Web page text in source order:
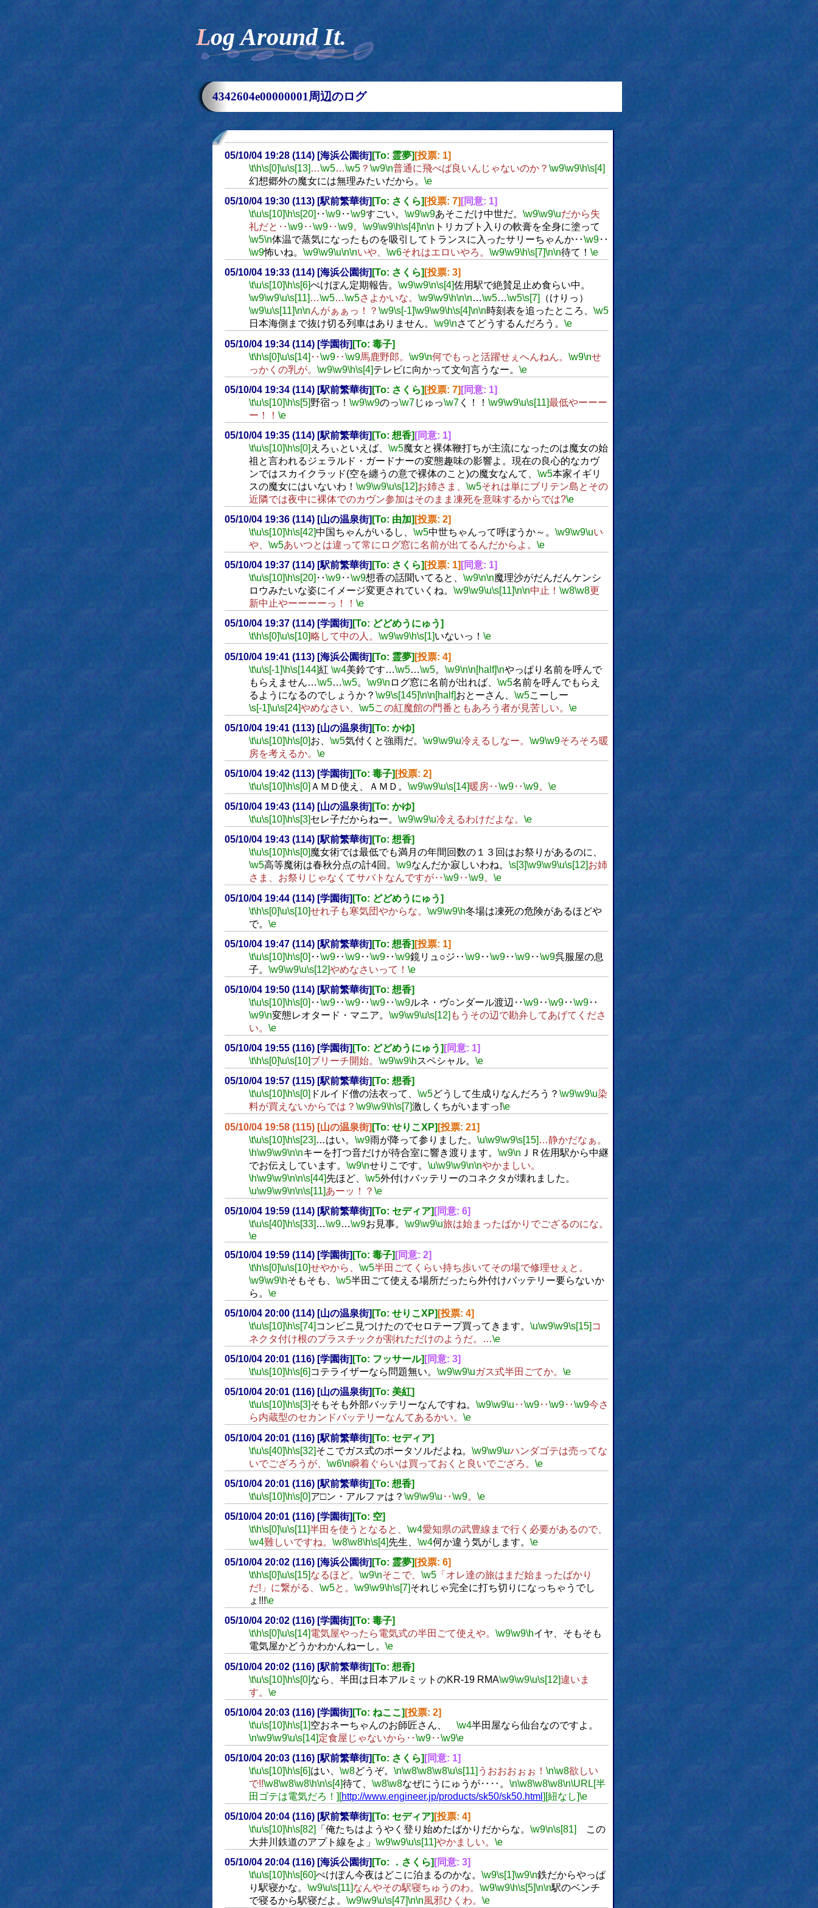
Log Around It.
4342604e00000001周辺のログ
05/10/04 19:28 (114) [海浜公園街] [To: 霊夢] [投票: 1]
\t\h\s[0]\u\s[13] …\w5…\w5？ \w9\n普通に飛べば良いんじゃないのか？ \w9\w9\h\s[4]
幻想郷外の魔女には無理みたいだから。 \e
05/10/04 19:30 (113) [駅前繁華街] [To: さくら] [投票: 7] [同意: 1]
\t\u\s[10]\h\s[20] ‥\w9‥\w9すごい。 \w9\w9あそこだけ中世だ。 \w9\w9\uだから失
礼だと‥\w9‥\w9‥\w9。 \w9\w9\h\s[4]\n\n トリカブト入りの軟膏を全身に塗って
\w5\n体温で蒸気になったものを吸引してトランスに入ったサリーちゃんか‥\w9‥
\w9怖いね。 \w9\w9\u\n\nいや、 \w6それはエロいやろ。 \w9\w9\h\s[7]\n\n待て！ \e
05/10/04 19:33 (114) [海浜公園街] [To: さくら] [投票: 3]
\t\u\s[10]\h\s[6]ぺけぽん定期報告。 \w9\w9\n\s[4]佐用駅で絶賛足止め食らい中。
\w9\w9\u\s[11] …\w5…\w5さよかいな。 \w9\w9\h\n\n…\w5…\w5\s[7] （けりっ）
\w9\u\s[11]\n\nんがぁぁっ！？ \w9\s[-1]\w9\w9\h\s[4]\n\n時刻表を追ったところ、 \w5
日本海側まで抜け切る列車はありません。 \w9\nさてどうするんだろう。 \e
05/10/04 19:34 (114) [学園街] [To: 毒子]
\t\h\s[0]\u\s[14] ‥\w9‥\w9馬鹿野郎。 \w9\n何でもっと活躍せぇへんねん。 \w9\nせ
っかくの乳が。 \w9\w9\h\s[4]テレビに向かって文句言うなー。 \e
05/10/04 19:34 (114) [駅前繁華街] [To: さくら] [投票: 7] [同意: 1]
\t\u\s[10]\h\s[5]野宿っ！ \w9\w9のっ\w7じゅっ\w7く！！ \w9\w9\u\s[11]最低やーーー
ー！！ \e
05/10/04 19:35 (114) [駅前繁華街] [To: 想香] [同意: 1]
\t\u\s[10]\h\s[0] えろぃといえば、 \w5魔女と裸体鞭打ちが主流になったのは魔女の始
祖と言われるジェラルド・ガードナーの変態趣味の影響よ。現在の良心的なカヴ
ンではスカイクラッド(空を纏うの意で裸体のこと)の魔女なんて、 \w5本家イギリ
スの魔女にはいないわ！ \w9\w9\u\s[12]お姉さま、 \w5それは単にブリテン島とその
近隣では夜中に裸体でのカヴン参加はそのまま凍死を意味するからでは?\e
05/10/04 19:36 (114) [山の温泉街] [To: 由加] [投票: 2]
\t\u\s[10]\h\s[42]中国ちゃんがいるし、 \w5中世ちゃんって呼ぼうか～。 \w9\w9\uい
や、 \w5あいつとは違って常にログ窓に名前が出てるんだからよ。 \e
05/10/04 19:37 (114) [駅前繁華街] [To: さくら] [投票: 1] [同意: 1]
\t\u\s[10]\h\s[20] ‥\w9‥\w9想香の話聞いてると、 \w9\n\n魔理沙がだんだんケンシ
ロウみたいな姿にイメージ変更されていくね。 \w9\w9\u\s[11]\n\n中止！ \w8\w8更
新中止やーーーーっ！！ \e
05/10/04 19:37 (114) [学園街] [To: どどめうにゅう]
\t\h\s[0] \u\s[10] 略して中の人。 \w9\w9\h\s[1] いないっ！ \e
05/10/04 19:41 (113) [海浜公園街] [To: 霊夢] [投票: 4]
\t\u\s[-1]\h\s[144]紅 \w4美鈴です…\w5…\w5。 \w9\n\n[half]\nやっぱり名前を呼んで
もらえません…\w5…\w5。 \w9\n ログ窓に名前が出れば、 \w5名前を呼んでもらえ
るようになるのでしょうか？ \w9\s[145]\n\n[half]おとーさん、 \w5こーしー
\s[-1]\u\s[24]やめなさい、 \w5この紅魔館の門番ともあろう者が見苦しい。 \e
05/10/04 19:41 (113) [山の温泉街] [To: かゆ]
\t\u\s[10]\h\s[0]お、 \w5気付くと強雨だ。 \w9\w9\u冷えるしなー。 \w9\w9そろそろ暖
房を考えるか。 \e
05/10/04 19:42 (113) [学園街] [To: 毒子] [投票: 2]
\t\u\s[10]\h\s[0] ＡＭＤ使え、ＡＭＤ。 \w9\w9\u\s[14]暖房‥\w9‥\w9。 \e
05/10/04 19:43 (114) [山の温泉街] [To: かゆ]
\t\u\s[10]\h\s[3]セレ子だからねー。 \w9\w9\u冷えるわけだよな。 \e
05/10/04 19:43 (114) [駅前繁華街] [To: 想香]
\t\u\s[10]\h\s[0]魔女術では最低でも満月の年間回数の１３回はお祭りがあるのに、
\w5高等魔術は春秋分点の計4回。 \w9なんだか寂しいわね。 \s[3]\w9\w9\u\s[12]お姉
さま、お祭りじゃなくてサバトなんですが‥\w9‥\w9。 \e
05/10/04 19:44 (114) [学園街] [To: どどめうにゅう]
\t\h\s[0]\u\s[10]せれ子も寒気団やからな。 \w9\w9\h冬場は凍死の危険があるほどや
で。 \e
05/10/04 19:47 (114) [駅前繁華街] [To: 想香] [投票: 1]
\t\u\s[10]\h\s[0] ‥\w9‥\w9‥\w9‥\w9鏡リュ○ジ‥\w9‥\w9‥\w9‥\w9呉服屋の息
子。 \w9\w9\u\s[12]やめなさいって！ \e
05/10/04 19:50 (114) [駅前繁華街] [To: 想香]
\t\u\s[10]\h\s[0] ‥\w9‥\w9‥\w9‥\w9ルネ・ヴ○ンダール渡辺‥\w9‥\w9‥\w9‥
\w9\n変態レオタード・マニア。 \w9\w9\u\s[12] もうその辺で勘弁してあげてくださ
い。 \e
05/10/04 19:55 (116) [学園街] [To: どどめうにゅう] [同意: 1]
\t\h\s[0]\u\s[10]ブリーチ開始。 \w9\w9\hスペシャル。 \e
05/10/04 19:57 (115) [駅前繁華街] [To: 想香]
\t\u\s[10]\h\s[0] ドルイド僧の法衣って、 \w5どうして生成りなんだろう？ \w9\w9\u染
料が買えないからでは？ \w9\w9\h\s[7]激しくちがいますっ!\e
05/10/04 19:58 (115) [山の温泉街] [To: せりこXP] [投票: 21]
\t\u\s[10]\h\s[23] …はい。 \w9雨が降って参りました。 \u\w9\w9\s[15] …静かだなぁ。
\h\w9\w9\n\nキーを打つ音だけが待合室に響き渡ります。 \w9\n ＪＲ佐用駅から中継
でお伝えしています。 \w9\nせりこです。 \u\w9\w9\n\nやかましい。
\h\w9\w9\n\n\s[44]先ほど、 \w5外付けバッテリーのコネクタが壊れました。
\u\w9\w9\n\n\s[11]あーッ！？ \e
05/10/04 19:59 (114) [駅前繁華街] [To: セディア] [同意: 6]
\t\u\s[40]\h\s[33] …\w9…\w9お見事。 \w9\w9\u旅は始まったばかりでござるのにな。
\e
05/10/04 19:59 (114) [学園街] [To: 毒子] [同意: 2]
\t\h\s[0]\u\s[10]せやから、 \w5半田ごてくらい持ち歩いてその場で修理せぇと。
\w9\w9\hそもそも、 \w5半田ごて使える場所だったら外付けバッテリー要らないか
ら。 \e
05/10/04 20:00 (114) [山の温泉街] [To: せりこXP] [投票: 4]
\t\u\s[10]\h\s[74] コンビニ見つけたのでセロテープ買ってきます。 \u\w9\w9\s[15] コ
ネクタ付け根のプラスチックが割れただけのようだ。…\e
05/10/04 20:01 (116) [学園街] [To: フッサール] [同意: 3]
\t\u\s[10]\h\s[6] コテライザーなら問題無い。 \w9\w9\uガス式半田ごてか。 \e
05/10/04 20:01 (116) [山の温泉街] [To: 美紅]
\t\u\s[10] \h\s[3] そもそも外部バッテリーなんですね。 \w9\w9\u ‥\w9‥\w9‥\w9今さ
ら内蔵型のセカンドバッテリーなんてあるかい。 \e
05/10/04 20:01 (116) [駅前繁華街] [To: セディア]
\t\u\s[40]\h\s[32]そこでガス式のポータソルだよね。 \w9\w9\uハンダゴテは売ってな
いでござろうが、 \w6\n瞬着ぐらいは買っておくと良いでござろ。 \e
05/10/04 20:01 (116) [駅前繁華街] [To: 想香]
\t\u\s[10]\h\s[0]ア□ン・アルファは？ \w9\w9\u ‥\w9。 \e
05/10/04 20:01 (116) [学園街] [To: 空]
\t\h\s[0]\u\s[11]半田を使うとなると、 \w4愛知県の武豊線まで行く必要があるので、
\w4難しいですね。 \w8\w8\h\s[4]先生、 \w4何か違う気がします。 \e
05/10/04 20:02 (116) [海浜公園街] [To: 霊夢] [投票: 6]
\t\h\s[0]\u\s[15]なるほど。 \w9\nそこで、 \w5「オレ達の旅はまだ始まったばかり
だ!」に繋がる、 \w5と。 \w9\w9\h\s[7]それじゃ完全に打ち切りになっちゃうでし
ょ!!!\e
05/10/04 20:02 (116) [学園街] [To: 毒子]
\t\h\s[0]\u\s[14]電気屋やったら電気式の半田ごて使えや。 \w9\w9\hイヤ、そもそも
電気屋かどうかわかんねーし。 \e
05/10/04 20:02 (116) [駅前繁華街] [To: 想香]
\t\u\s[10]\h\s[0]なら、半田は日本アルミットのKR-19 RMA\w9\w9\u\s[12]違いま
す。 \e
05/10/04 20:03 (116) [学園街] [To: ねここ] [投票: 2]
\t\u\s[10]\h\s[1]空おネーちゃんのお師匠さん、 \w4半田屋なら仙台なのですよ。
\n\w9\w9\u\s[14]定食屋じゃないから‥\w9‥\w9\e
05/10/04 20:03 (116) [駅前繁華街] [To: さくら] [同意: 1]
\t\u\s[10]\h\s[6]はい、 \w8どうぞ。 \n\w8\w8\w8\u\s[11] うおおおぉぉ！ \n\w8欲しい
で!!\w8\w8\w8\h\n\s[4]待て、 \w8\w8なぜにうにゅうが‥‥。 \n\w8\w8\w8\n\URL[半
田ゴテは電気だろ！][http://www.engineer.jp/products/sk50/sk50.html ][紐なし]\e
05/10/04 20:04 (116) [駅前繁華街] [To: セディア] [投票: 4]
\t\u\s[10]\h\s[82] 「俺たちはようやく登り始めたばかりだからな。 \w9\n\s[81] この
大井川鉄道のアプト線をよ」 \w9\w9\u\s[11]やかましい。 \e
05/10/04 20:04 (116) [海浜公園街] [To: ．さくら] [同意: 3]
\t\u\s[10]\h\s[60]ぺけぽん今夜はどこに泊まるのかな。 \w9\s[1]\w9\n鉄だからやっぱ
り駅寝かな。 \w9\u\s[11]なんやその駅寝ちゅうのわ。 \w9\w9\h\s[5]\n\n駅のベンチ
で寝るから駅寝だよ。 \w9\w9\u\s[47]\n\n風邪ひくわ。 \e